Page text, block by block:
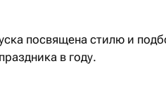
посвящена стилю и
в году.